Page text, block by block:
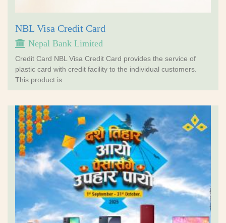
NBL Visa Credit Card
Nepal Bank Limited
Credit Card NBL Visa Credit Card provides the service of
plastic card with credit facility to the individual customers.
This product is